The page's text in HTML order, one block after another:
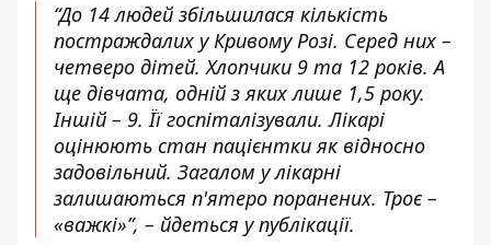
“До 14 людей збільшилася кількість
постраждалих у Кривому Розі. Серед них –
четверо дітей. Хлопчики 9 та 12 років. А
ще дівчата, одній з яких лише 1,5 року.
Іншій – 9. Її госпіталізували. Лікарі
оцінюють стан пацієнтки як відносно
задовільний. Загалом у лікарні
залишаються п'ятеро поранених. Троє –
«важкі»”, – йдеться у публікації.